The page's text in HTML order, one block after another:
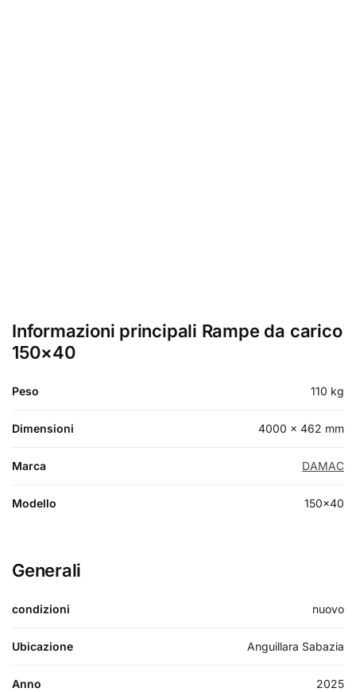
Informazioni principali Rampe da carico
150×40
Peso 110 kg
Dimensioni 4000 × 462 mm
Marca DAMAC
Modello 150×40
Generali
condizioni nuovo
Ubicazione Anguillara Sabazia
Anno 2025